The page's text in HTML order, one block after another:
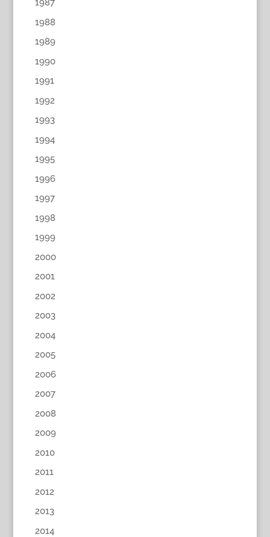
1987
1988
1989
1990
1991
1992
1993
1994
1995
1996
1997
1998
1999
2000
2001
2002
2003
2004
2005
2006
2007
2008
2009
2010
2011
2012
2013
2014